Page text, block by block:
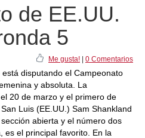
de EE.UU.
5
Me gusta! 0 Comentarios
disputando el Campeonato
y absoluta. La
20 de marzo y el primero de
Luis (EE.UU.) Sam Shankland
abierta y el número dos
es el principal favorito. En la